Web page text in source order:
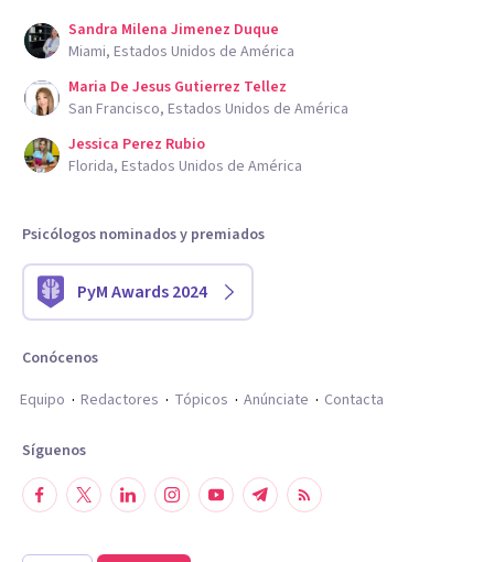
Sandra Milena Jimenez Duque
Miami, Estados Unidos de América
Maria De Jesus Gutierrez Tellez
San Francisco, Estados Unidos de América
Jessica Perez Rubio
Florida, Estados Unidos de América
Psicólogos nominados y premiados
PyM Awards 2024
Conócenos
Equipo
Redactores Tópicos Anúnciate Contacta
Síguenos